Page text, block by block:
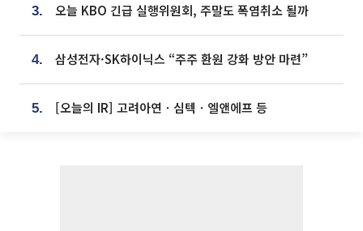
3. 오늘 KBO 긴급 실행위원회, 주말도 폭염취소 될까
4. 삼성전자·SK하이닉스 “주주 환원 강화 방안 마련”
5. [오늘의 IR] 고려아연ㆍ심텍ㆍ엘앤에프 등